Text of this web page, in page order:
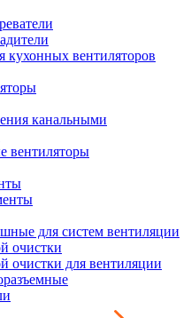
кухонных вентиляторов
канальными
вентиляторы
для систем вентиляции
очистки
очистки для вентиляции